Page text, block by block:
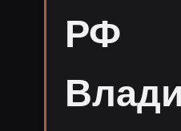
РФ